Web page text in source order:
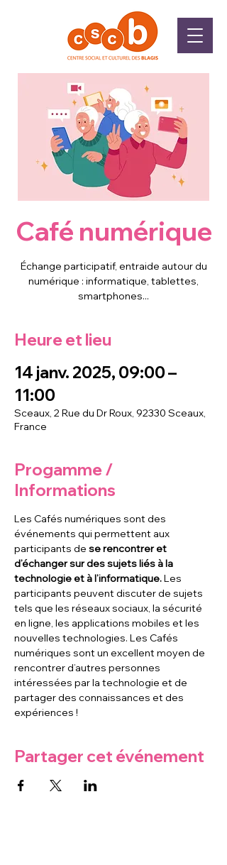
Café numérique
Échange participatif, entraide autour du
numérique : informatique, tablettes,
smartphones...
Heure et lieu
14 janv. 2025, 09:00 –
11:00
Sceaux, 2 Rue du Dr Roux, 92330 Sceaux,
France
Progamme /
Informations
Les Cafés numériques sont des
événements qui permettent aux
participants de se rencontrer et
d’échanger sur des sujets liés à la
technologie et à l’informatique. Les
participants peuvent discuter de sujets
tels que les réseaux sociaux, la sécurité
en ligne, les applications mobiles et les
nouvelles technologies. Les Cafés
numériques sont un excellent moyen de
rencontrer d’autres personnes
intéressées par la technologie et de
partager des connaissances et des
expériences !
Partager cet événement